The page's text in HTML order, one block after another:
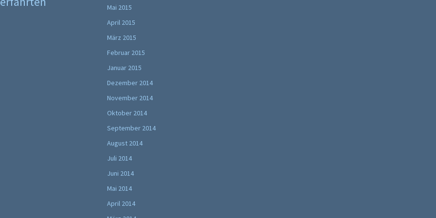
Mai 2015
April 2015
März 2015
Februar 2015
Januar 2015
Dezember 2014
November 2014
Oktober 2014
September 2014
August 2014
Juli 2014
Juni 2014
Mai 2014
April 2014